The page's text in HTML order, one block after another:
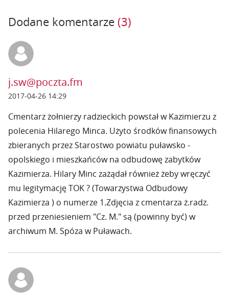
Dodane komentarze (3)
j.sw@poczta.fm
2017-04-26 14:29
Cmentarz żołnierzy radzieckich powstał w Kazimierzu z
polecenia Hilarego Minca. Użyto środków finansowych
zbieranych przez Starostwo powiatu puławsko -
opolskiego i mieszkańców na odbudowę zabytków
Kazimierza. Hilary Minc zażądał również żeby wręczyć
mu legitymację TOK ? (Towarzystwa Odbudowy
Kazimierza ) o numerze 1.Zdjęcia z cmentarza ż.radz.
przed przeniesieniem "Cz. M." są (powinny być) w
archiwum M. Spóza w Puławach.